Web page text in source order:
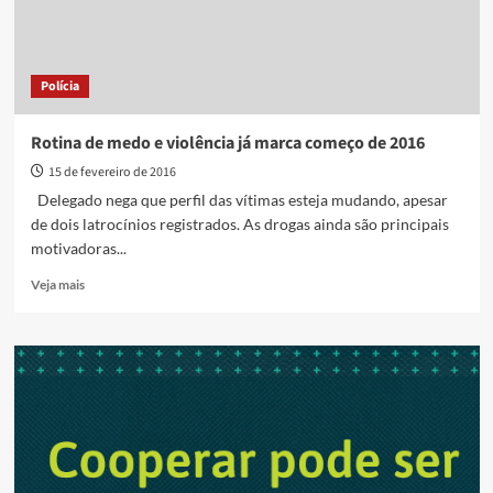
Polícia
Rotina de medo e violência já marca começo de 2016
15 de fevereiro de 2016
Delegado nega que perfil das vítimas esteja mudando, apesar
de dois latrocínios registrados. As drogas ainda são principais
motivadoras...
Veja maisRead
Rotina
já
marca